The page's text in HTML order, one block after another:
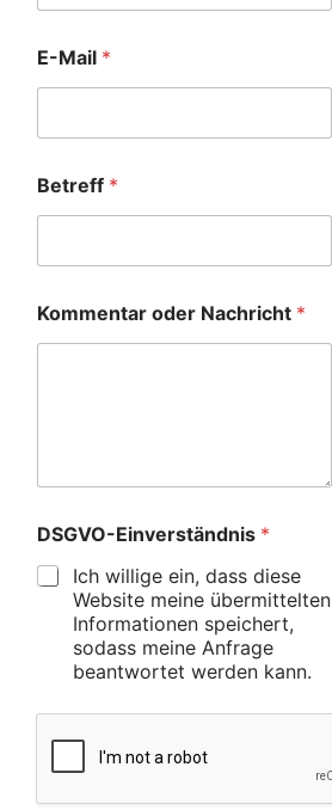
E-Mail *
Betreff *
Kommentar oder Nachricht *
DSGVO-Einverständnis *
Ich willige ein, dass diese
Website meine übermittelten
Informationen speichert,
sodass meine Anfrage
beantwortet werden kann.